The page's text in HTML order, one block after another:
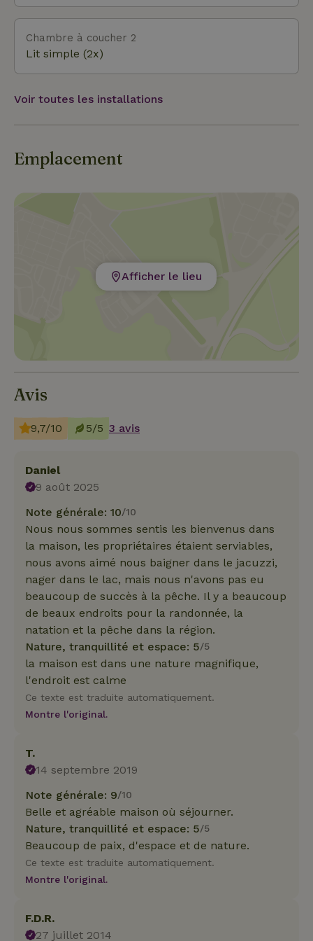
Chambre à coucher 2
Lit simple (2x)
Voir toutes les installations
Emplacement
Afficher le lieu
Avis
9,7/10 5/5 3 avis
Daniel
9 août 2025
Note générale: 10/10
Nous nous sommes sentis les bienvenus dans
la maison, les propriétaires étaient serviables,
nous avons aimé nous baigner dans le jacuzzi,
nager dans le lac, mais nous n'avons pas eu
beaucoup de succès à la pêche. Il y a beaucoup
de beaux endroits pour la randonnée, la
natation et la pêche dans la région.
Nature, tranquillité et espace: 5/5
la maison est dans une nature magnifique,
l'endroit est calme
Ce texte est traduite automatiquement.
Montre l'original.
T.
14 septembre 2019
Note générale: 9/10
Belle et agréable maison où séjourner.
Nature, tranquillité et espace: 5/5
Beaucoup de paix, d'espace et de nature.
Ce texte est traduite automatiquement.
Montre l'original.
F.D.R.
27 juillet 2014